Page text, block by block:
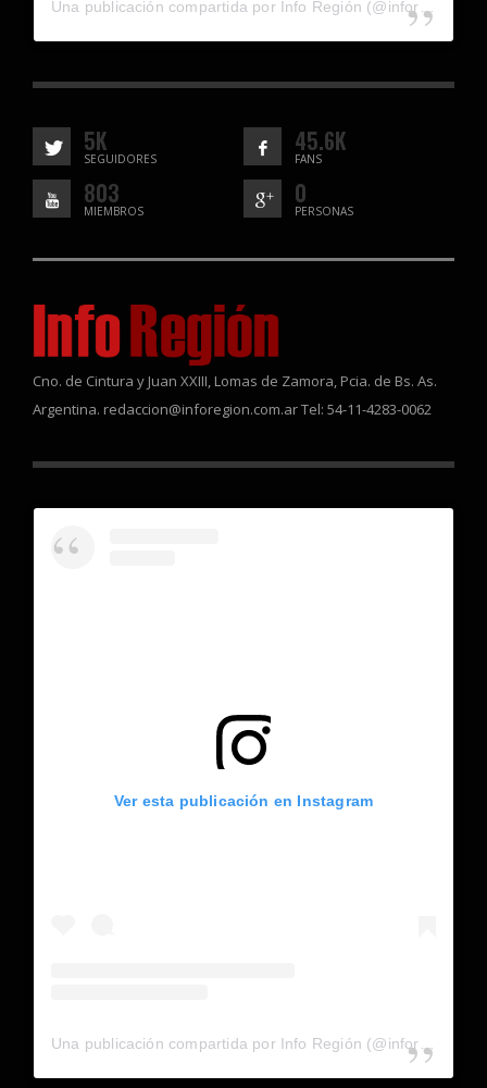
5K
SEGUIDORES
45.6K
FANS
803
MIEMBROS
0
PERSONAS
Cno. de Cintura y Juan XXIII, Lomas de Zamora, Pcia. de Bs. As.
Argentina. redaccion@inforegion.com.ar Tel: 54-11-4283-0062
Ver esta publicación en Instagram